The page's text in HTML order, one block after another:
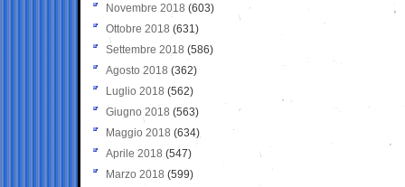
Novembre 2018 (603)
Ottobre 2018 (631)
Settembre 2018 (586)
Agosto 2018 (362)
Luglio 2018 (562)
Giugno 2018 (563)
Maggio 2018 (634)
Aprile 2018 (547)
Marzo 2018 (599)